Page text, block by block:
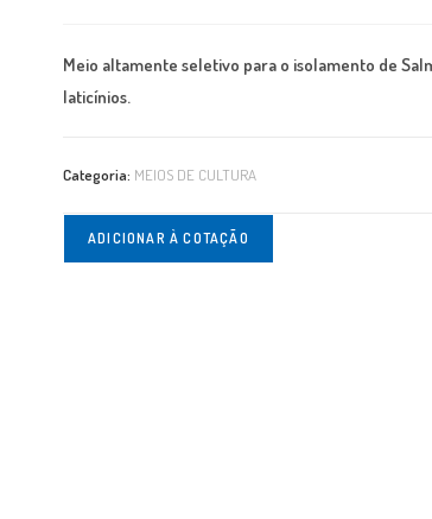
Meio altamente seletivo para o isolamento de
laticínios.
Categoria: MEIOS DE CULTURA
ADICIONAR À COTAÇÃO